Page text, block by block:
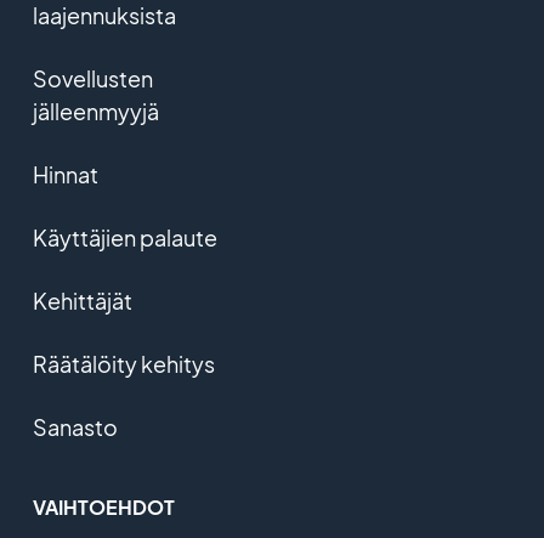
laajennuksista
Sovellusten
jälleenmyyjä
Hinnat
Käyttäjien palaute
Kehittäjät
Räätälöity kehitys
Sanasto
VAIHTOEHDOT